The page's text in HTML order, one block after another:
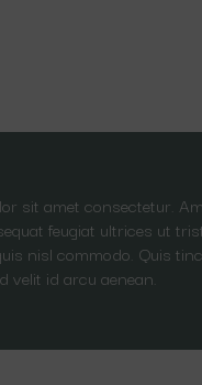
sit amet consectetur.
feugiat ultrices ut
nisl commodo. Quis
velit id arcu aenean.